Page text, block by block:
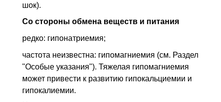
шок).
Со стороны обмена веществ и питания
редко: гипонатриемия;
частота неизвестна: гипомагниемия (см. Раздел
"Особые указания"). Тяжелая гипомагниемия
может привести к развитию гипокальциемии и
гипокалиемии.